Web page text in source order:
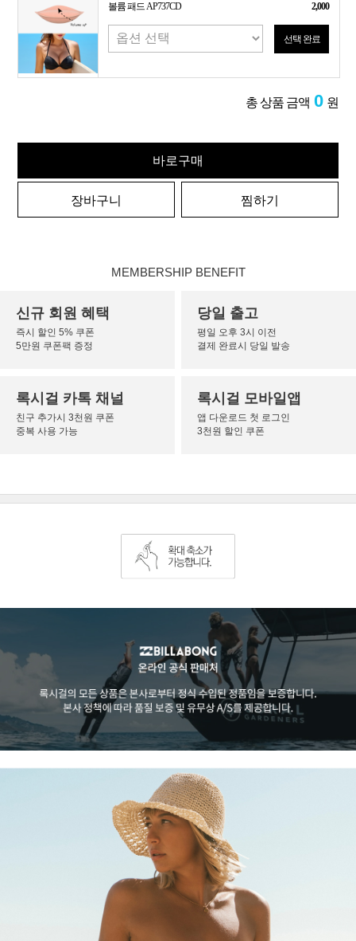
볼륨 패드 AP737CD 2,000
선택 완료
총 상품 금액 0 원
바로구매
장바구니 찜하기
MEMBERSHIP BENEFIT
신규 회원 혜택
즉시 할인 5% 쿠폰
5만원 쿠폰팩 증정
당일 출고
평일 오후 3시 이전
결제 완료시 당일 발송
록시걸 카톡 채널
친구 추가시 3천원 쿠폰
중복 사용 가능
록시걸 모바일앱
앱 다운로드 첫 로그인
3천원 할인 쿠폰